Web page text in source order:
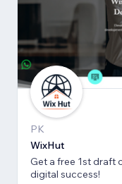
PK
WixHut
Get a free 1st draft
digital success!